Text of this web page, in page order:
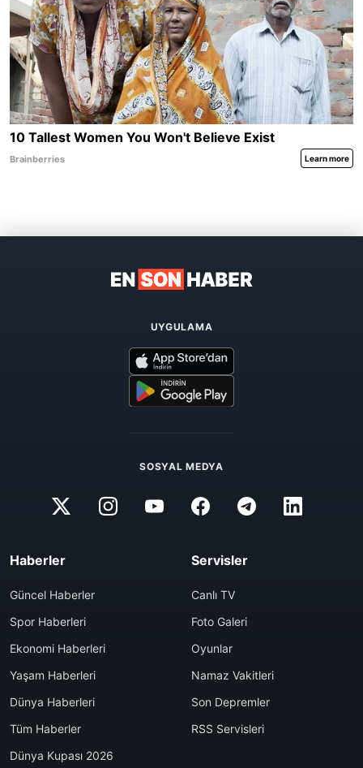
UYGULAMA
SOSYAL MEDYA
Haberler
Güncel Haberler
Spor Haberleri
Ekonomi Haberleri
Yaşam Haberleri
Dünya Haberleri
Tüm Haberler
Dünya Kupası 2026
Servisler
Canlı TV
Foto Galeri
Oyunlar
Namaz Vakitleri
Son Depremler
RSS Servisleri